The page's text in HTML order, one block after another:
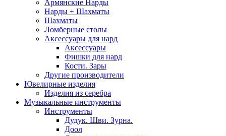
Армянские Нарды
Нарды + Шахматы
Шахматы
Ломберные столы
Аксессуары для нард
Аксессуары
Фишки для нард
Кости. Зары
Другие производители
Ювелирные изделия
Изделия из серебра
Музыкальные инструменты
Инструменты
Дудук. Шви. Зурна.
Доол